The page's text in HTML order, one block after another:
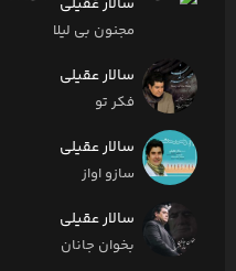
مجنون بی لیلا
سالار عقیلی
فکر تو
سالار عقیلی
سازو اواز
سالار عقیلی
بخوان جانان